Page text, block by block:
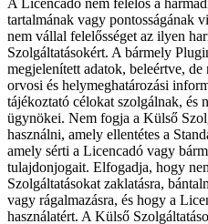
tartalmának vagy pontosságának
nem vállal felelősséget az ilyen
Szolgáltatásokért. A bármely
megjelenített adatok, beleértve,
orvosi és helymeghatározási
tájékoztató célokat szolgálnak, és
ügynökei. Nem fogja a Külső
használni, amely ellentétes a
amely sérti a Licencadó vagy
tulajdonjogait. Elfogadja, hogy
Szolgáltatásokat zaklatásra,
vagy rágalmazásra, és hogy a
használatért. A Külső